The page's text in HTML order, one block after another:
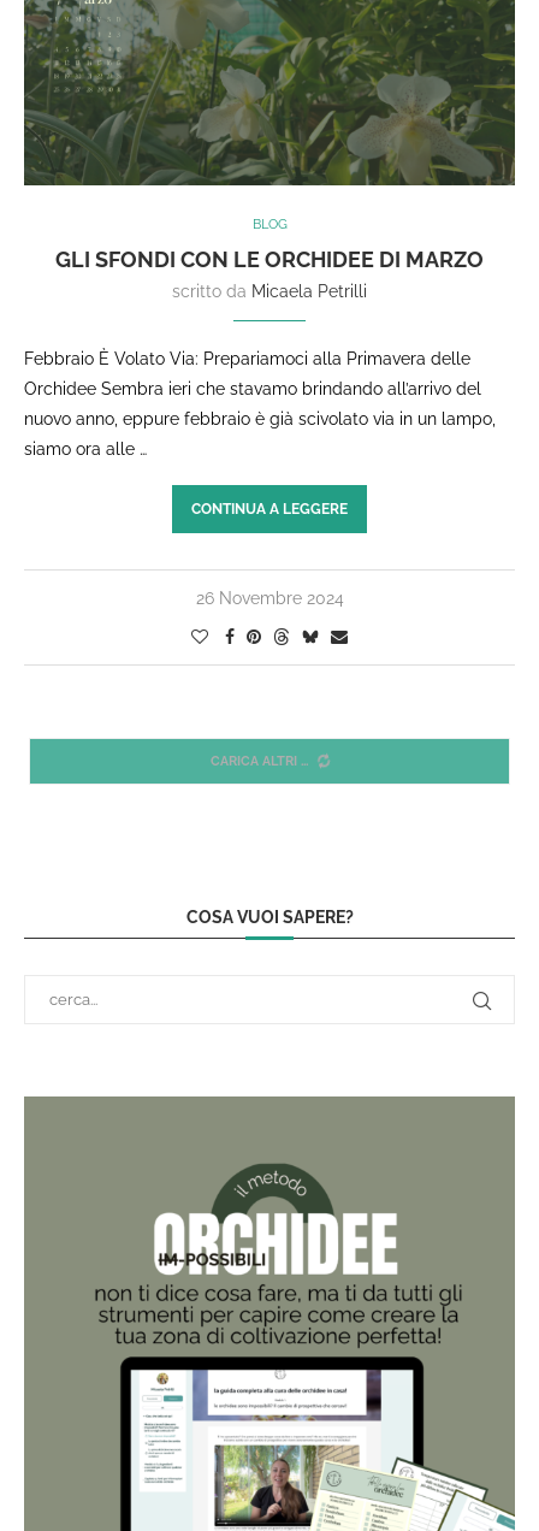
BLOG
GLI SFONDI CON LE ORCHIDEE DI MARZO
scritto da Micaela Petrilli
Febbraio È Volato Via: Prepariamoci alla Primavera delle
Orchidee Sembra ieri che stavamo brindando all’arrivo del
nuovo anno, eppure febbraio è già scivolato via in un lampo,
siamo ora alle …
CONTINUA A LEGGERE
26 Novembre 2024
CARICA ALTRI
COSA VUOI SAPERE?